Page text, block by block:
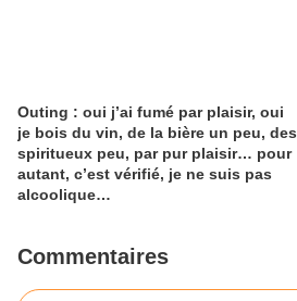
Outing : oui j’ai fumé par plaisir, oui
je bois du vin, de la bière un peu, des
spiritueux peu, par pur plaisir… pour
autant, c’est vérifié, je ne suis pas
alcoolique…
Commentaires